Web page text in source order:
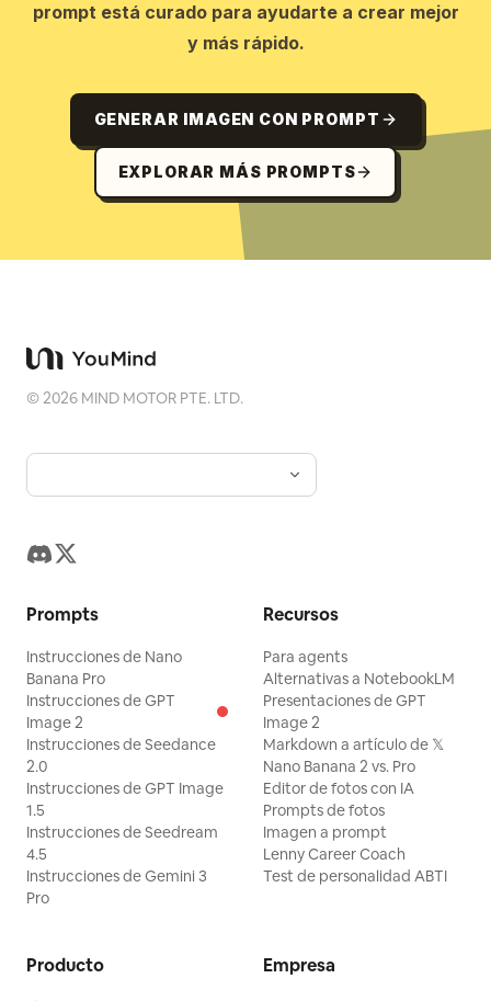
prompt está curado para ayudarte a crear mejor
y más rápido.
GENERAR IMAGEN CON PROMPT
EXPLORAR MÁS PROMPTS
©2026 MIND MOTOR PTE. LTD.
Prompts
Instrucciones de Nano
Banana Pro
Instrucciones de GPT
Image 2
Instrucciones de Seedance
2.0
Instrucciones de GPT Image
1.5
Instrucciones de Seedream
4.5
Instrucciones de Gemini 3
Pro
Recursos
Para agents
Alternativas a NotebookLM
Presentaciones de GPT
Image 2
Markdown a artículo de 𝕏
Nano Banana 2 vs. Pro
Editor de fotos con IA
Prompts de fotos
Imagen a prompt
Lenny Career Coach
Test de personalidad ABTI
Producto Empresa